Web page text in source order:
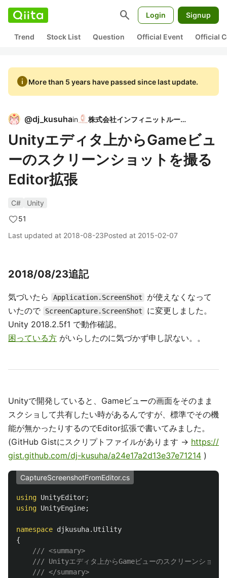
search Login Signup
Trend Stock List Question Official Event Official
infoMore than 5 years have passed since last update.
@dj_kusuhain 株式会社インフィニットループ
Unityエディタ上からGameビュ
ーのスクリーンショットを撮る
Editor拡張
C#
Unity
51
Last updated at 2018-08-23Posted at 2015-02-07
2018/08/23追記
気づいたら Application.ScreenShot
が使えなくなって
いたので
ScreenCapture.ScreenShot
に変更しました。
Unity 2018.2.5f1 で動作確認。
困っている方 がいらしたのに気づかず申し訳ない。。
Unityで開発していると、Gameビューの画面をそのまま
スクショして共有したい時があるんですが、標準でその機
能が無かったりするのでEditor拡張で書いてみました。
(GitHub Gistにスクリプトファイルがあります → https://
gist.github.com/dj-kusuha/a24e17a2d13e37e71214 )
CaptureScreenshotFromEditor.cs
using UnityEditor;
using UnityEngine;
namespace djkusuha.Utility
{
/// <summary>
/// Unityエディタ上からGameビューのスクリーンショッ
/// </summary>